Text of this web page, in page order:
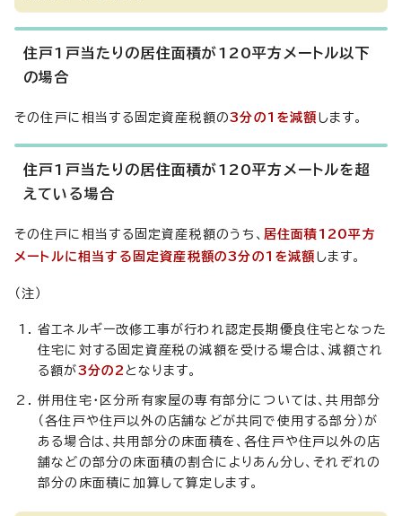
住戸1戸当たりの居住面積が120平方メートル以下
の場合
その住戸に相当する固定資産税額の3分の1を減額 します。
住戸1戸当たりの居住面積が120平方メートルを超
えている場合
その住戸に相当する固定資産税額のうち、 居住面積120平方
メートルに相当する固定資産税額の3分の1を減額 します。
（注）
省エネルギー改修工事が行われ認定長期優良住宅となった
住宅に対する固定資産税の減額を受ける場合は、減額され
る額が3分の2 となります。
併用住宅・区分所有家屋の専有部分については、共用部分
（各住戸や住戸以外の店舗などが共同で使用する部分）が
ある場合は、共用部分の床面積を、各住戸や住戸以外の店
舗などの部分の床面積の割合によりあん分し、それぞれの
部分の床面積に加算して算定します。